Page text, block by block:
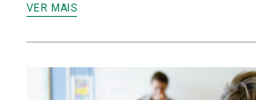
VER MAIS